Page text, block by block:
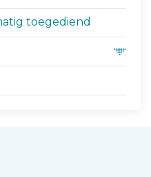
toegediend